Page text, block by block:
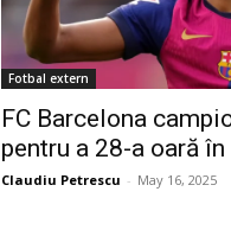
Fotbal extern
FC Barcelona
pentru a 28-a oară
Claudiu Petrescu - May 16, 2025